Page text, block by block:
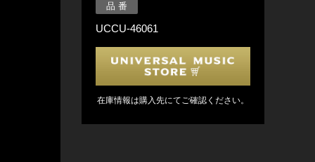
品 番
UCCU-46061
在庫情報は購入先にてご確認ください。